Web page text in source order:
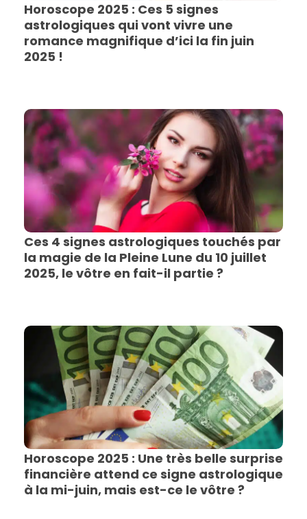
Horoscope 2025 : Ces 5 signes
astrologiques qui vont vivre une
romance magnifique d’ici la fin juin
2025 !
Ces 4 signes astrologiques touchés par
la magie de la Pleine Lune du 10 juillet
2025, le vôtre en fait-il partie ?
Horoscope 2025 : Une très belle surprise
financière attend ce signe astrologique
à la mi-juin, mais est-ce le vôtre ?